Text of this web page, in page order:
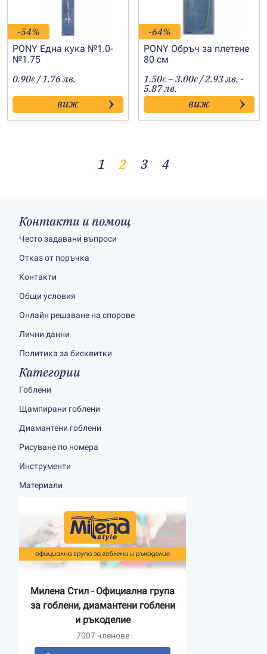
-54%
PONY Една кука №1.0-
№1.75
0.90€ / 1.76 лв.
виж
-64%
PONY Обръч за плетене
80 см
1.50€ –3.00€Price
range:
1.50€
through
3.00€
/ 2.93 лв. -
5.87 лв.
виж
1 2 3 4
Контакти и помощ
Често задавани въпроси
Отказ от поръчка
Контакти
Общи условия
Онлайн решаване на спорове
Лични данни
Политика за бисквитки
Категории
Гоблени
Щампирани гоблени
Диамантени гоблени
Рисуване по номера
Инструменти
Материали
Милена Стил - Официална група
за гоблени, диамантени гоблени
и ръкоделие
7007 членове